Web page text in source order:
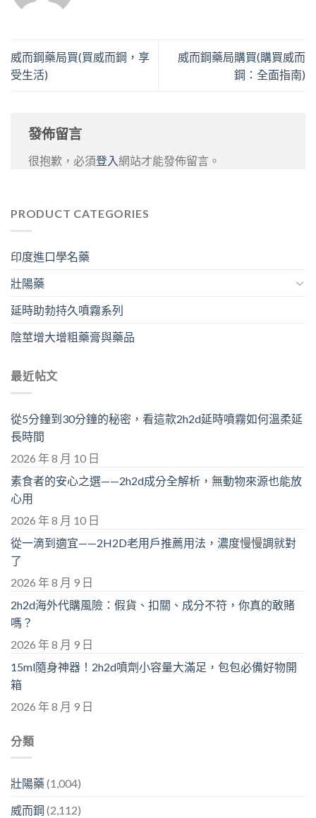
威而鋼藥局買(買威而鋼，享
受生活)
威而鋼藥局購買(購買威而
鋼：全面指南)
發佈留言
很抱歉，必須登入 網站才能發佈留言。
PRODUCT CATEGORIES
印度進口學名藥
壯陽藥
延時助勃持久噴霧系列
陰莖增大增粗藥膏與藥品
最近帖文
從5分鐘到30分鐘的秘密，看這款2h2d延時噴霧如何溫柔延
長時間
2026 年 8 月 10 日
素食者的安心之選——2h2d成分全解析，無動物來源也能放
心用
2026 年 8 月 10 日
從一滴到適宜——2H2D老用戶推薦用法，濃度慢慢調就對
了
2026 年 8 月 9 日
2h2d海外代購風險：假貨、扣關、成分不符，你真的敢賭
嗎？
2026 年 8 月 9 日
15ml隨身神器！2h2d噴劑小容量大滿足，包包必備好物開
箱
2026 年 8 月 9 日
分類
壯陽藥(1,004)
威而鋼 (2,112)